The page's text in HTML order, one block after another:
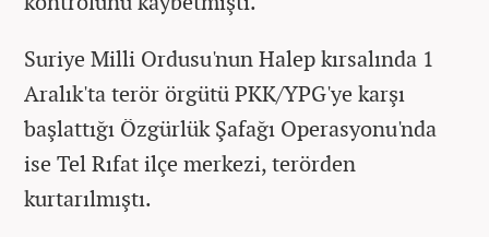
Suriye Milli Ordusu'nun Halep kırsalında 1
Aralık'ta terör örgütü PKK/YPG'ye karşı
başlattığı Özgürlük Şafağı Operasyonu'nda
ise Tel Rıfat ilçe merkezi, terörden
kurtarılmıştı.